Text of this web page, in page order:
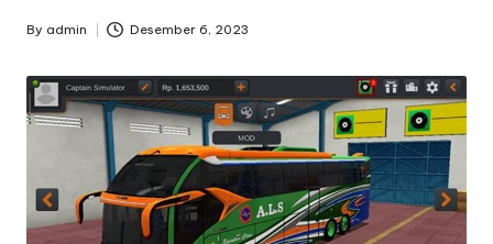
Posted
By admin Desember 6, 2023